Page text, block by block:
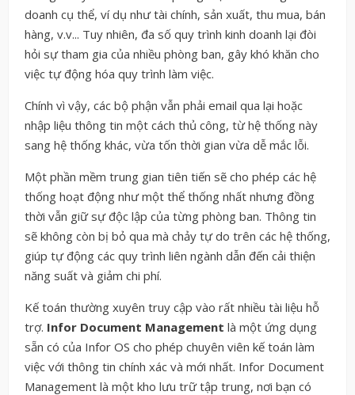
doanh cụ thể, ví dụ như tài chính, sản xuất, thu mua, bán
hàng, v.v... Tuy nhiên, đa số quy trình kinh doanh lại đòi
hỏi sự tham gia của nhiều phòng ban, gây khó khăn cho
việc tự động hóa quy trình làm việc.
Chính vì vậy, các bộ phận vẫn phải email qua lại hoặc
nhập liệu thông tin một cách thủ công, từ hệ thống này
sang hệ thống khác, vừa tốn thời gian vừa dễ mắc lỗi.
Một phần mềm trung gian tiên tiến sẽ cho phép các hệ
thống hoạt động như một thể thống nhất nhưng đồng
thời vẫn giữ sự độc lập của từng phòng ban. Thông tin
sẽ không còn bị bỏ qua mà chảy tự do trên các hệ thống,
giúp tự động các quy trình liên ngành dẫn đến cải thiện
năng suất và giảm chi phí.
Kế toán thường xuyên truy cập vào rất nhiều tài liệu hỗ
trợ. Infor Document Management là một ứng dụng
sẵn có của Infor OS cho phép chuyên viên kế toán làm
việc với thông tin chính xác và mới nhất. Infor Document
Management là một kho lưu trữ tập trung, nơi bạn có